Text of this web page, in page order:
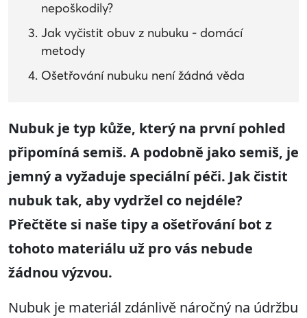
nepoškodily?
Jak vyčistit obuv z nubuku - domácí
metody
Ošetřování nubuku není žádná věda
Nubuk je typ kůže, který na první pohled
připomíná semiš. A podobně jako semiš, je
jemný a vyžaduje speciální péči. Jak čistit
nubuk tak, aby vydržel co nejdéle?
Přečtěte si naše tipy a ošetřování bot z
tohoto materiálu už pro vás nebude
žádnou výzvou.
Nubuk je materiál zdánlivě náročný na údržbu